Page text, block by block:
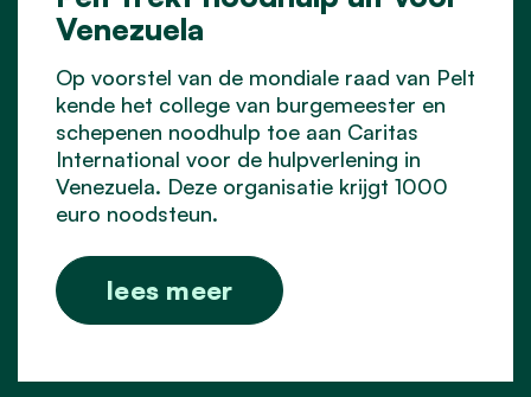
Venezuela
Op voorstel van de mondiale raad van Pelt
kende het college van burgemeester en
schepenen noodhulp toe aan Caritas
International voor de hulpverlening in
Venezuela. Deze organisatie krijgt 1000
euro noodsteun.
lees meer